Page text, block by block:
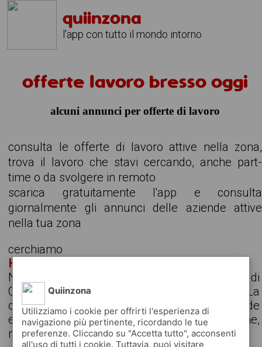
quiinzona
l'app con tutto il mondo intorno
offerte lavoro bresso oggi
alcuni annunci per offerte di lavoro
consulta le offerte di lavoro attive nella zona,
trova il lavoro che stavi cercando, anche part-
time o da svolgere in remoto
scarica gratuitamente l'app e consulta
giornalmente gli annunci delle aziende attive
nella tua zona
cerchiamo
HARDWARE ENGINEER
NIDEC CONVERSION sta cercando per la sede di
Cinisello Balsamo (MI) un/a HW Engineer. Il/La
candidato/a, inserito nel team di sviluppo schede
elettroniche, sarà coinvolto nella progettazione,
nello sviluppo, e nelle fasi di debug, validaz...
Quiinzona
Utilizziamo i cookie per offrirti l'esperienza di
navigazione più pertinente, ricordando le tue
preferenze. Cliccando su "Accetta tutto", acconsenti
all'uso di tutti i cookie. Tuttavia, puoi visitare